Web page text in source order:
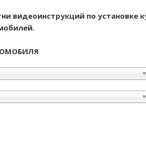
видеоинструкций по установке